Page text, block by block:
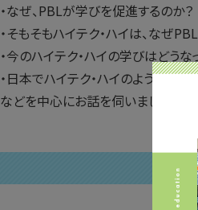
・なぜ、PBLが学びを促進するのか？
・そもそもハイテク・ハイは、なぜ
・今のハイテク・ハイの学びはどうな
・日本でハイテク・ハイのような
などを中心にお話を伺いました！